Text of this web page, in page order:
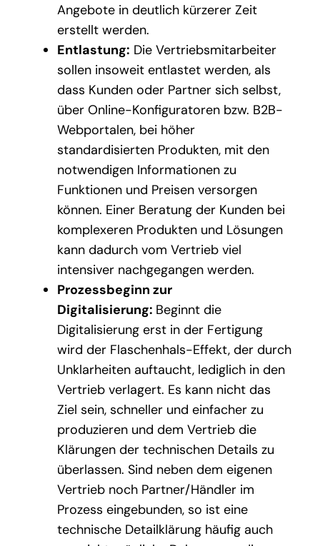
Angebote in deutlich kürzerer Zeit
erstellt werden.
Entlastung: Die Vertriebsmitarbeiter
sollen insoweit entlastet werden, als
dass Kunden oder Partner sich selbst,
über Online-Konfiguratoren bzw. B2B-
Webportalen, bei höher
standardisierten Produkten, mit den
notwendigen Informationen zu
Funktionen und Preisen versorgen
können. Einer Beratung der Kunden bei
komplexeren Produkten und Lösungen
kann dadurch vom Vertrieb viel
intensiver nachgegangen werden.
Prozessbeginn zur
Digitalisierung: Beginnt die
Digitalisierung erst in der Fertigung
wird der Flaschenhals-Effekt, der durch
Unklarheiten auftaucht, lediglich in den
Vertrieb verlagert. Es kann nicht das
Ziel sein, schneller und einfacher zu
produzieren und dem Vertrieb die
Klärungen der technischen Details zu
überlassen. Sind neben dem eigenen
Vertrieb noch Partner/Händler im
Prozess eingebunden, so ist eine
technische Detailklärung häufig auch